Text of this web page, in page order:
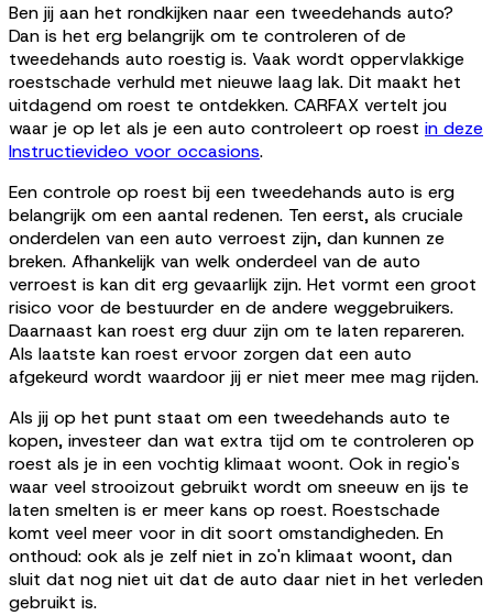
Ben jij aan het rondkijken naar een tweedehands auto?
Dan is het erg belangrijk om te controleren of de
tweedehands auto roestig is. Vaak wordt oppervlakkige
roestschade verhuld met nieuwe laag lak. Dit maakt het
uitdagend om roest te ontdekken. CARFAX vertelt jou
waar je op let als je een auto controleert op roest in deze
Instructievideo voor occasions.
Een controle op roest bij een tweedehands auto is erg
belangrijk om een aantal redenen. Ten eerst, als cruciale
onderdelen van een auto verroest zijn, dan kunnen ze
breken. Afhankelijk van welk onderdeel van de auto
verroest is kan dit erg gevaarlijk zijn. Het vormt een groot
risico voor de bestuurder en de andere weggebruikers.
Daarnaast kan roest erg duur zijn om te laten repareren.
Als laatste kan roest ervoor zorgen dat een auto
afgekeurd wordt waardoor jij er niet meer mee mag rijden.
Als jij op het punt staat om een tweedehands auto te
kopen, investeer dan wat extra tijd om te controleren op
roest als je in een vochtig klimaat woont. Ook in regio's
waar veel strooizout gebruikt wordt om sneeuw en ijs te
laten smelten is er meer kans op roest. Roestschade
komt veel meer voor in dit soort omstandigheden. En
onthoud: ook als je zelf niet in zo'n klimaat woont, dan
sluit dat nog niet uit dat de auto daar niet in het verleden
gebruikt is.